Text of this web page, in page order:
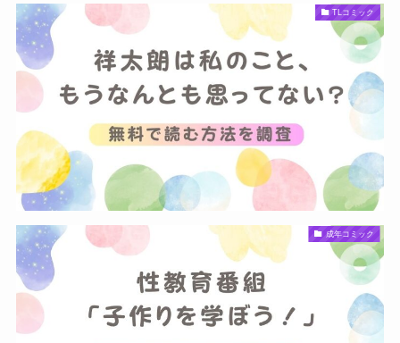
TLコミック
成年コミック